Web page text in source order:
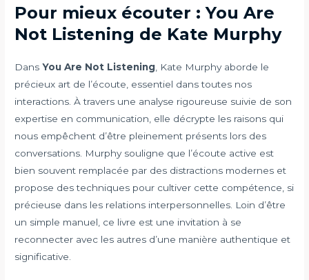
Pour mieux écouter : You Are
Not Listening de Kate Murphy
DansYou Are Not Listening , Kate Murphy aborde le
précieux art de l’écoute, essentiel dans toutes nos
interactions. À travers une analyse rigoureuse suivie de son
expertise en communication, elle décrypte les raisons qui
nous empêchent d’être pleinement présents lors des
conversations. Murphy souligne que l’écoute active est
bien souvent remplacée par des distractions modernes et
propose des techniques pour cultiver cette compétence, si
précieuse dans les relations interpersonnelles. Loin d’être
un simple manuel, ce livre est une invitation à se
reconnecter avec les autres d’une manière authentique et
significative.